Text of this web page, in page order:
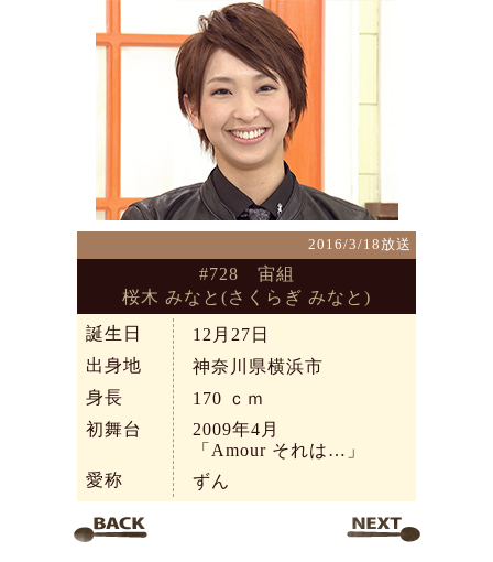
2016/3/18放送
#728 宙組
桜木 みなと(さくらぎ みなと)
誕生日
12月27日
出身地
神奈川県横浜市
身長
170 ｃｍ
初舞台
2009年4月
「Amour それは…」
愛称
ずん